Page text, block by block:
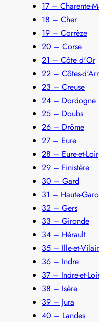
17 – Charente-
18 – Cher
19 – Corrèze
20 – Corse
21 – Côte d'Or
22 – Côtes-
23 – Creuse
24 – Dordogne
25 – Doubs
26 – Drôme
27 – Eure
28 – Eure-et-Loir
29 – Finistère
30 – Gard
31 – Haute-
32 – Gers
33 – Gironde
34 – Hérault
35 – Ille-et-
36 – Indre
37 – Indre-et-
38 – Isère
39 – Jura
40 – Landes